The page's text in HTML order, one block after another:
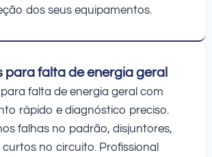
dos seus equipamentos.
para falta de energia geral
falta de energia geral com
rápido e diagnóstico preciso.
falhas no padrão, disjuntores,
no circuito. Profissional